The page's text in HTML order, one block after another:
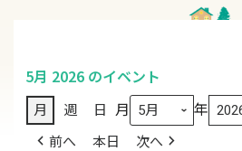
5月 2026 のイベント
月 週 日 月 年
前へ 本日 次へ